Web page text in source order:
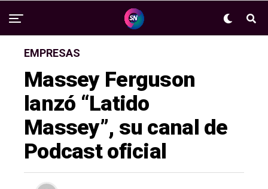
EMPRESAS
Massey Ferguson
lanzó “Latido
Massey”, su canal de
Podcast oficial